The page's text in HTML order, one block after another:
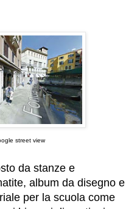
street view
da stanze e
album da disegno e
per la scuola come